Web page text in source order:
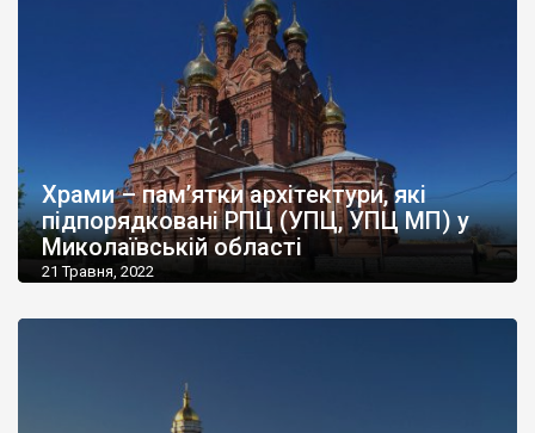
Храми – пам’ятки архітектури, які
підпорядковані РПЦ (УПЦ, УПЦ МП) у
Миколаївській області
21 Травня, 2022